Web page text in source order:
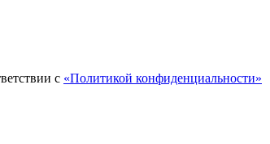
с «Политикой конфиденциальности»